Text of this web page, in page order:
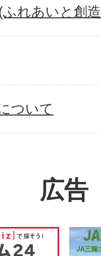
れあいと創
ついて
広告